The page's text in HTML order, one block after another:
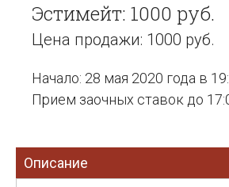
Эстимейт: 1000 руб.
Цена продажи: 1000 руб.
Начало: 28 мая 2020 года в
Прием заочных ставок до
Описание